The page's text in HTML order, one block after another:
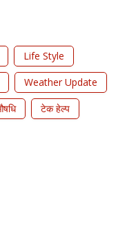
Life Style
Weather Update
टेक हेल्प